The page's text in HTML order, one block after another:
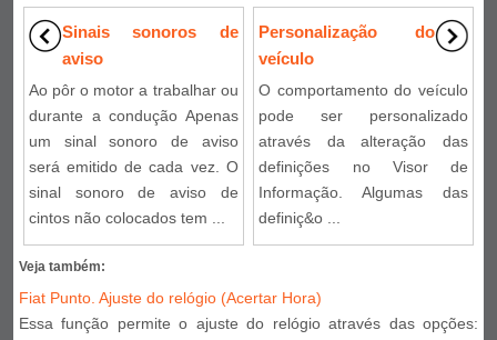
Sinais sonoros de
aviso
Ao pôr o motor a trabalhar ou
durante a condução Apenas
um sinal sonoro de aviso
será emitido de cada vez. O
sinal sonoro de aviso de
cintos não colocados tem ...
Personalização do
veículo
O comportamento do veículo
pode ser personalizado
através da alteração das
definições no Visor de
Informação. Algumas das
definiç&o ...
Veja também:
Fiat Punto. Ajuste do relógio (Acertar Hora)
Essa função permite o ajuste do relógio através das opções: